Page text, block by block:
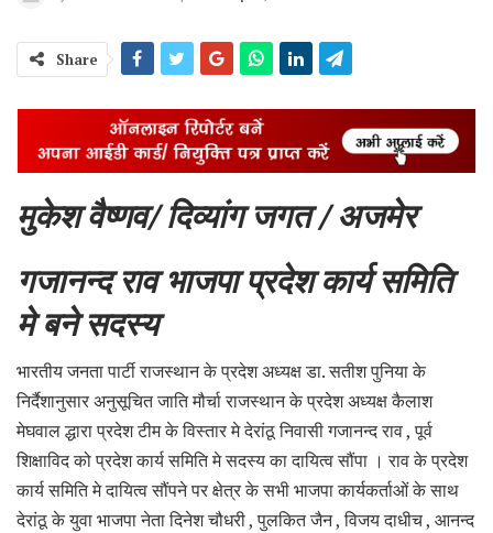
Share
मुकेश वैष्णव/ दिव्यांग जगत / अजमेर
गजानन्द राव भाजपा प्रदेश कार्य समिति
मे बने सदस्य
भारतीय जनता पार्टी राजस्थान के प्रदेश अध्यक्ष डा. सतीश पुनिया के
निर्दैशानुसार अनुसूचित जाति मौर्चा राजस्थान के प्रदेश अध्यक्ष कैलाश
मेघवाल द्धारा प्रदेश टीम के विस्तार मे देरांठू निवासी गजानन्द राव , पूर्व
शिक्षाविद को प्रदेश कार्य समिति मे सदस्य का दायित्व सौंपा । राव के प्रदेश
कार्य समिति मे दायित्व सौंपने पर क्षेत्र के सभी भाजपा कार्यकर्ताओं के साथ
देरांठू के युवा भाजपा नेता दिनेश चौधरी , पुलकित जैन , विजय दाधीच , आनन्द